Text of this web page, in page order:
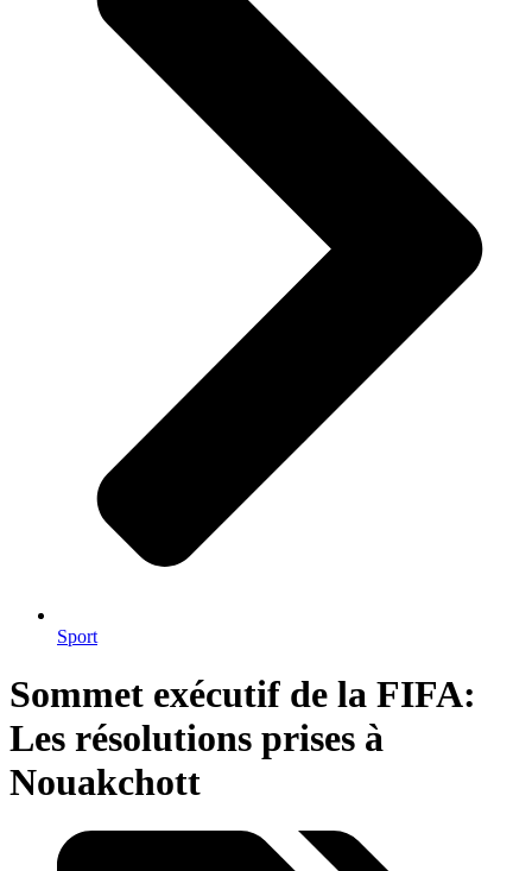
Sport
Sommet exécutif de la FIFA:
Les résolutions prises à
Nouakchott